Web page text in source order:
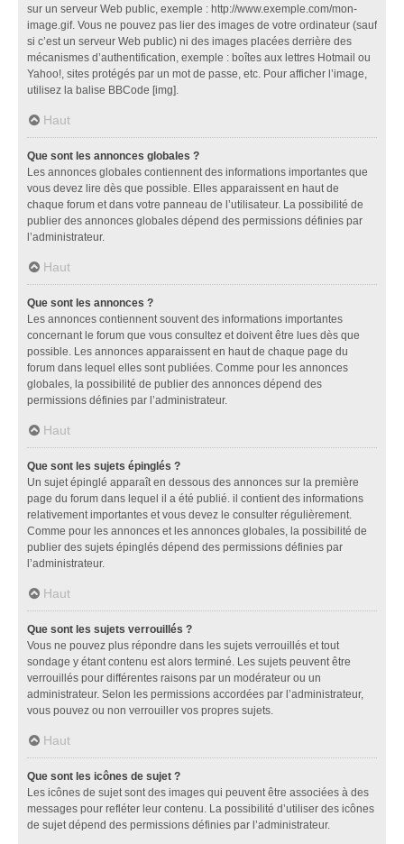
sur un serveur Web public, exemple : http://www.exemple.com/mon-
image.gif. Vous ne pouvez pas lier des images de votre ordinateur (sauf
si c’est un serveur Web public) ni des images placées derrière des
mécanismes d’authentification, exemple : boîtes aux lettres Hotmail ou
Yahoo!, sites protégés par un mot de passe, etc. Pour afficher l’image,
utilisez la balise BBCode [img].
Haut
Que sont les annonces globales ?
Les annonces globales contiennent des informations importantes que
vous devez lire dès que possible. Elles apparaissent en haut de
chaque forum et dans votre panneau de l’utilisateur. La possibilité de
publier des annonces globales dépend des permissions définies par
l’administrateur.
Haut
Que sont les annonces ?
Les annonces contiennent souvent des informations importantes
concernant le forum que vous consultez et doivent être lues dès que
possible. Les annonces apparaissent en haut de chaque page du
forum dans lequel elles sont publiées. Comme pour les annonces
globales, la possibilité de publier des annonces dépend des
permissions définies par l’administrateur.
Haut
Que sont les sujets épinglés ?
Un sujet épinglé apparaît en dessous des annonces sur la première
page du forum dans lequel il a été publié. il contient des informations
relativement importantes et vous devez le consulter régulièrement.
Comme pour les annonces et les annonces globales, la possibilité de
publier des sujets épinglés dépend des permissions définies par
l’administrateur.
Haut
Que sont les sujets verrouillés ?
Vous ne pouvez plus répondre dans les sujets verrouillés et tout
sondage y étant contenu est alors terminé. Les sujets peuvent être
verrouillés pour différentes raisons par un modérateur ou un
administrateur. Selon les permissions accordées par l’administrateur,
vous pouvez ou non verrouiller vos propres sujets.
Haut
Que sont les icônes de sujet ?
Les icônes de sujet sont des images qui peuvent être associées à des
messages pour refléter leur contenu. La possibilité d’utiliser des icônes
de sujet dépend des permissions définies par l’administrateur.